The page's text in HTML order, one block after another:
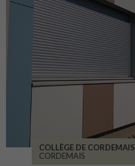
COLLÈGE DE CORDEMAIS
CORDEMAIS